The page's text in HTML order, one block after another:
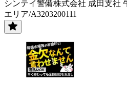
シンテイ警備株式会社 成田支社
エリア/A3203200111